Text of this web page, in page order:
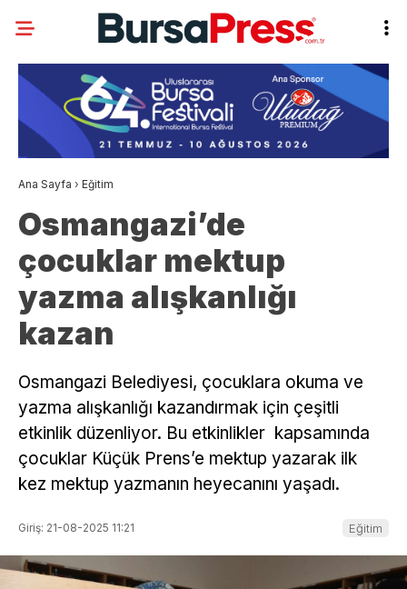
Ana Sayfa › Eğitim
Osmangazi’de
çocuklar mektup
yazma alışkanlığı
kazan
Osmangazi Belediyesi, çocuklara okuma ve
yazma alışkanlığı kazandırmak için çeşitli
etkinlik düzenliyor. Bu etkinlikler kapsamında
çocuklar Küçük Prens’e mektup yazarak ilk
kez mektup yazmanın heyecanını yaşadı.
Giriş: 21-08-2025 11:21 Eğitim